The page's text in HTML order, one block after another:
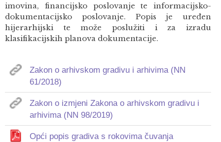
imovina, financijsko poslovanje te informacijsko-
dokumentacijsko poslovanje. Popis je uređen
hijerarhijski te može poslužiti i za izradu
klasifikacijskih planova dokumentacije.
Zakon o arhivskom gradivu i arhivima (NN
61/2018)
Zakon o izmjeni Zakona o arhivskom gradivu i
arhivima (NN 98/2019)
Opći popis gradiva s rokovima čuvanja